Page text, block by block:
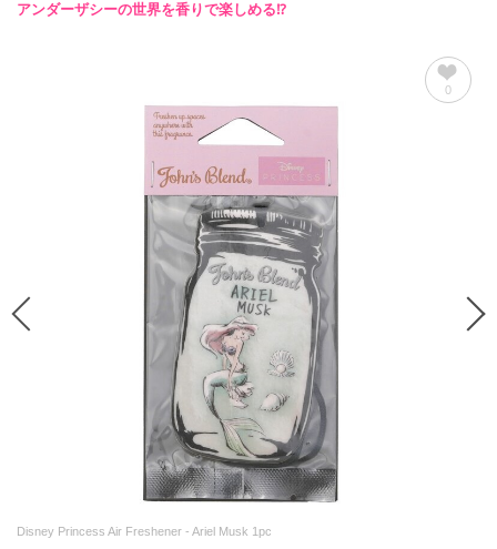
アンダーザシーの世界を香りで楽しめる⁉
0
Disney Princess Air Freshener - Ariel Musk 1pc